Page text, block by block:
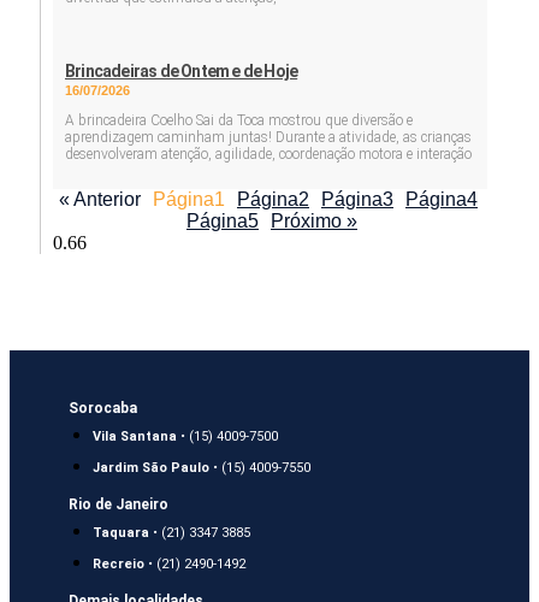
Brincadeiras de Ontem e de Hoje
16/07/2026
A brincadeira Coelho Sai da Toca mostrou que diversão e
aprendizagem caminham juntas! Durante a atividade, as crianças
desenvolveram atenção, agilidade, coordenação motora e interação
« Anterior Página1 Página2 Página3 Página4
Página5 Próximo »
Sorocaba
Vila Santana • (15) 4009-7500
Jardim São Paulo • (15) 4009-7550
Rio de Janeiro
Taquara • (21) 3347 3885
Recreio • (21) 2490-1492